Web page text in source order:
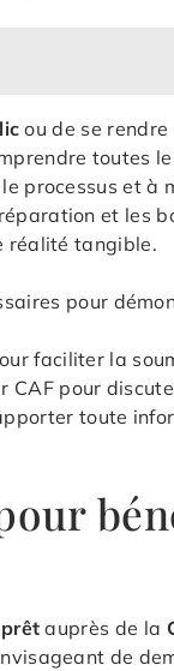
ou de se
toutes
processus et à
et les
réalité tangible.
pour
faciliter la
CAF pour
toute
prêt auprès de la
de